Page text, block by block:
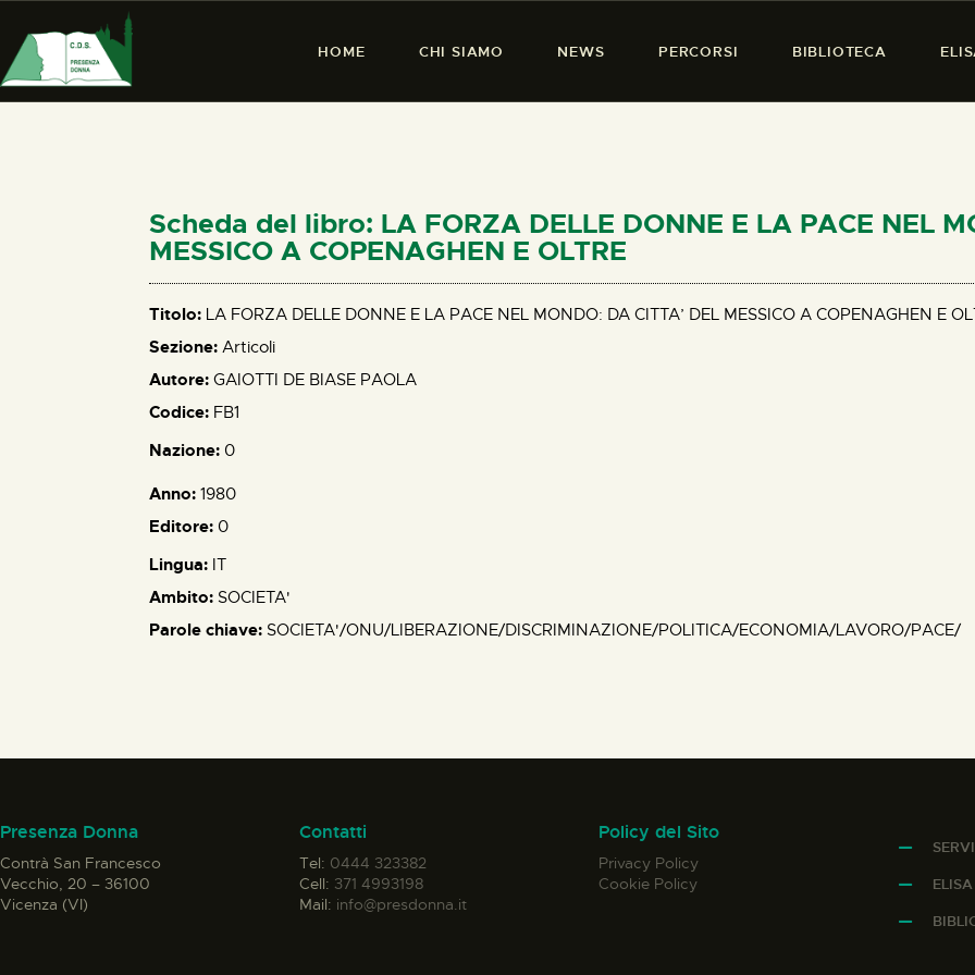
HOME CHI SIAMO NEWS PERCORSI BIBLIOTECA
PRESENZA DONNA
PERCORSI
BIBLIOTECA
ELISA SALERNO
Scheda del libro: LA FORZA DELLE DONNE E LA PACE NEL
MESSICO A COPENAGHEN E OLTRE
Titolo: LA FORZA DELLE DONNE E LA PACE NEL MONDO: DA CITTA’ DEL MESSICO A COPENAGHEN E
Sezione: Articoli
Autore: GAIOTTI DE BIASE PAOLA
Codice: FB1
Nazione: 0
Anno: 1980
Editore: 0
Lingua: IT
Ambito: SOCIETA'
Parole chiave: SOCIETA'/ONU/LIBERAZIONE/DISCRIMINAZIONE/POLITICA/ECONOMIA/LAVORO/PACE/
Presenza Donna
Contrà San Francesco
Vecchio, 20 – 36100
Vicenza (VI)
Contatti
Tel: 0444 323382
Cell: 371 4993198
Mail: info@presdonna.it
Policy del Sito
Privacy Policy
Cookie Policy